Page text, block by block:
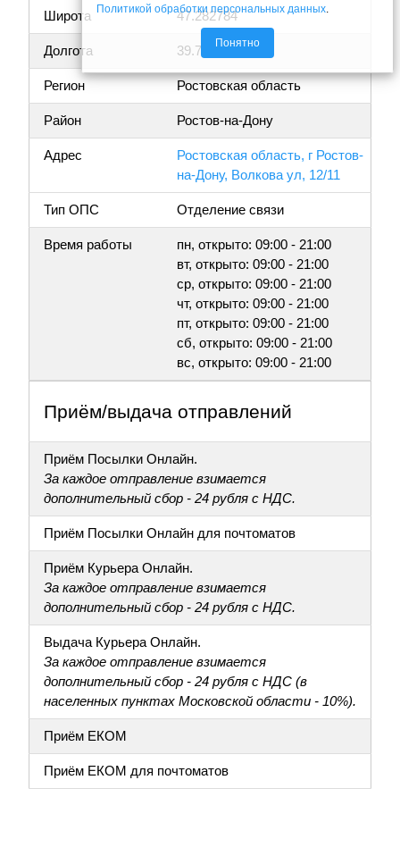
Широта 47.282784
Долгота 39.714986
Регион Ростовская область
Район Ростов-на-Дону
Адрес
Ростовская область, г Ростов-
на-Дону, Волкова ул, 12/11
Тип ОПС Отделение связи
Время работы
пн, открыто: 09:00 - 21:00
вт, открыто: 09:00 - 21:00
ср, открыто: 09:00 - 21:00
чт, открыто: 09:00 - 21:00
пт, открыто: 09:00 - 21:00
сб, открыто: 09:00 - 21:00
вс, открыто: 09:00 - 21:00
Приём/выдача отправлений
Приём Посылки Онлайн.
За каждое отправление взимается
дополнительный сбор - 24 рубля с НДС.
Приём Посылки Онлайн для почтоматов
Приём Курьера Онлайн.
За каждое отправление взимается
дополнительный сбор - 24 рубля с НДС.
Выдача Курьера Онлайн.
За каждое отправление взимается
дополнительный сбор - 24 рубля с НДС (в
населенных пунктах Московской области - 10%).
Приём ЕКОМ
Приём ЕКОМ для почтоматов
Политикой обработки персональных данных.
Понятно